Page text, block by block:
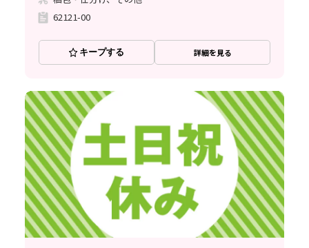
62121-00
キープする 詳細を見る